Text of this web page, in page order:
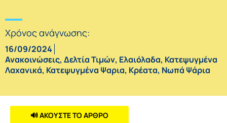
Χρόνος ανάγνωσης:
16/09/2024
Ανακοινώσεις, Δελτία Τιμών, Ελαιόλαδα, Κατεψυγμένα
Λαχανικά, Κατεψυγμένα Ψαρια, Κρέατα, Νωπά Ψάρια
🔊 ΑΚΟΥΣΤΕ ΤΟ ΑΡΘΡΟ